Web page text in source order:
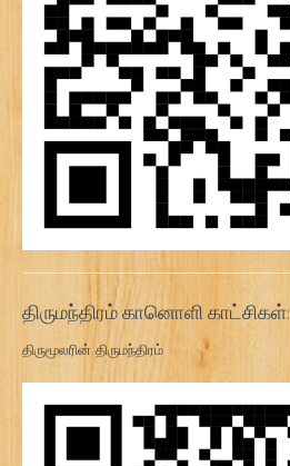
திருமந்திரம் கானொளி காட்சிகள்:
திருமூலரின் திருமந்திரம்